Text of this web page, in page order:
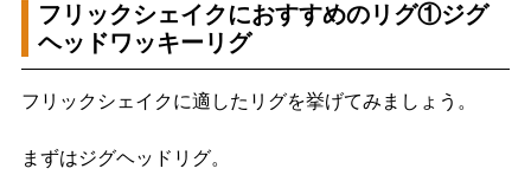
フリックシェイクにおすすめのリグ①ジグ
ヘッドワッキーリグ
フリックシェイクに適したリグを挙げてみましょう。
まずはジグヘッドリグ。